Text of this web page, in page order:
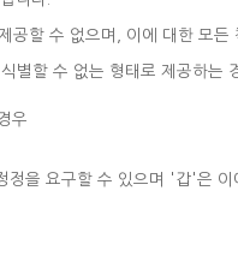
할 수 없으며, 이에 대한 모
별할 수 없는 형태로 제공하는
우
을 요구할 수 있으며 '갑'은 이